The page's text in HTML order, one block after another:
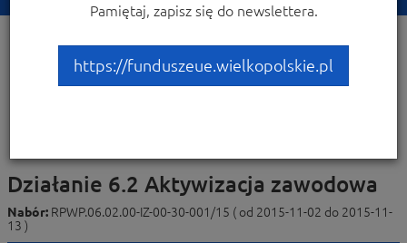
Dostępne92 pytaniaw:Działanie 6.2 Aktywizacja
Działanie 6.2 Aktywizacja zawodowa
Nabór: RPWP.06.02.00-IZ-00-30-001/15 ( od 2015-11-02 do 2015-11-
13 )
Pamiętaj, zapisz się do newslettera.
https://funduszeue.wielkopolskie.pl